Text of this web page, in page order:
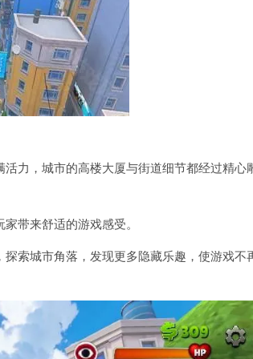
力，城市的高楼大厦与街道细节都经过精心
带来舒适的游戏感受。
索城市角落，发现更多隐藏乐趣，使游戏不